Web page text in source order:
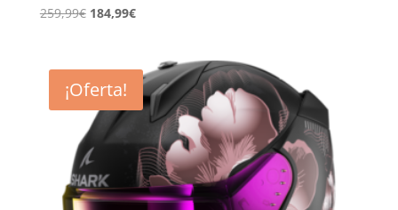
259,99€ El
era:
259,99€.
184,99€El
es:
184,99€.
¡Oferta!